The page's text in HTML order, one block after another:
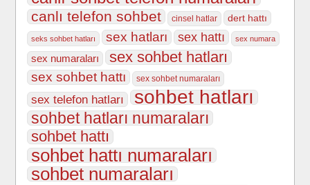
canlı telefon sohbet cinsel hatlar dert hattı
seks sohbet hatları sex hatları sex hattı sex numara
sex numaraları sex sohbet hatları
sex sohbet hattı sex sohbet numaraları
sex telefon hatları sohbet hatları
sohbet hatları numaraları
sohbet hattı
sohbet hattı numaraları
sohbet numaraları